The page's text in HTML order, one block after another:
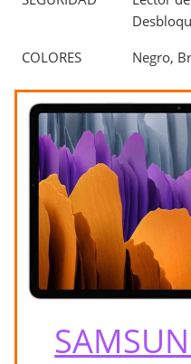
COLORES
Negro,